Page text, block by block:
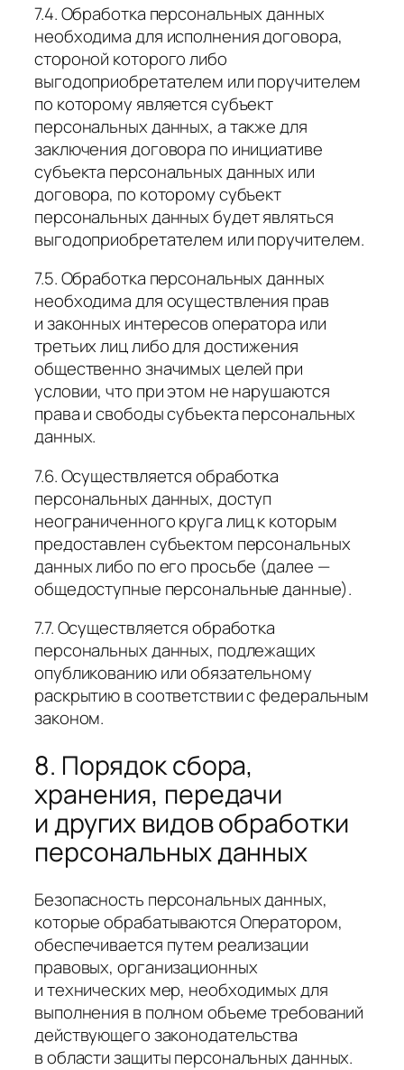
7.4. Обработка персональных данных
необходима для исполнения договора,
стороной которого либо
выгодоприобретателем или поручителем
по которому является субъект
персональных данных, а также для
заключения договора по инициативе
субъекта персональных данных или
договора, по которому субъект
персональных данных будет являться
выгодоприобретателем или поручителем.
7.5. Обработка персональных данных
необходима для осуществления прав
и законных интересов оператора или
третьих лиц либо для достижения
общественно значимых целей при
условии, что при этом не нарушаются
права и свободы субъекта персональных
данных.
7.6. Осуществляется обработка
персональных данных, доступ
неограниченного круга лиц к которым
предоставлен субъектом персональных
данных либо по его просьбе (далее —
общедоступные персональные данные).
7.7. Осуществляется обработка
персональных данных, подлежащих
опубликованию или обязательному
раскрытию в соответствии с федеральным
законом.
8. Порядок сбора,
хранения, передачи
и других видов обработки
персональных данных
Безопасность персональных данных,
которые обрабатываются Оператором,
обеспечивается путем реализации
правовых, организационных
и технических мер, необходимых для
выполнения в полном объеме требований
действующего законодательства
в области защиты персональных данных.